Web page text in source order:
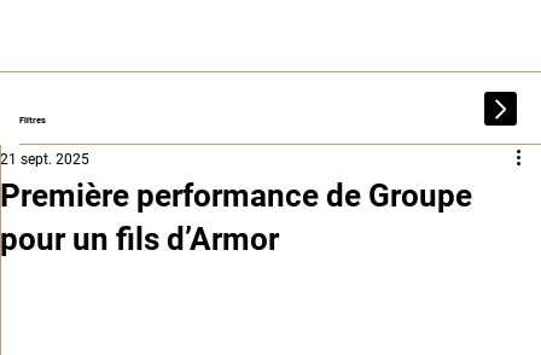
Filtres
Première performance de Groupe
pour un fils d’Armor
21 sept. 2025